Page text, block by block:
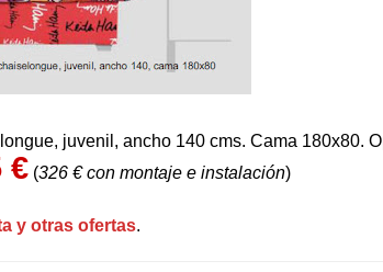
juvenil, ancho 140 cms. Cama 180x80.
€ (326 € con montaje e instalación)
y otras ofertas.